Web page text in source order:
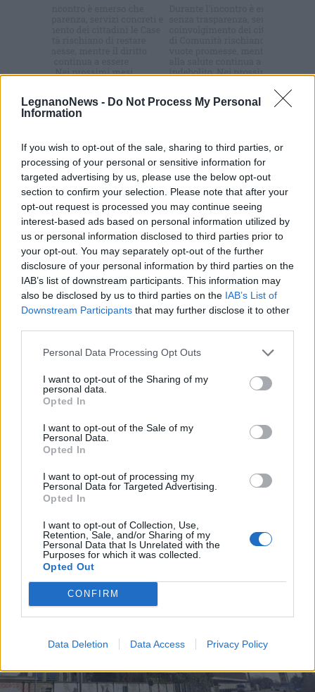
LegnanoNews - Do Not Process My Personal
Information
If you wish to opt-out of the sale, sharing to third parties, or
processing of your personal or sensitive information for
targeted advertising by us, please use the below opt-out
section to confirm your selection. Please note that after your
opt-out request is processed you may continue seeing
interest-based ads based on personal information utilized by
us or personal information disclosed to third parties prior to
your opt-out. You may separately opt-out of the further
disclosure of your personal information by third parties on the
IAB’s list of downstream participants. This information may
also be disclosed by us to third parties on the IAB’s List of
Downstream Participants that may further disclose it to other
Personal Data Processing Opt Outs
I want to opt-out of the Sharing of my
personal data.
Opted In
I want to opt-out of the Sale of my
Personal Data.
Opted In
I want to opt-out of processing my
Personal Data for Targeted Advertising.
Opted In
I want to opt-out of Collection, Use,
Retention, Sale, and/or Sharing of my
Personal Data that Is Unrelated with the
Purposes for which it was collected.
Opted Out
CONFIRM
Data Deletion Data Access Privacy Policy
Commenti
L'email è richiesta ma non verrà mostrata ai visitatori. Il contenuto di questo
commento esprime il pensiero dell'autore e non rappresenta la linea editoriale
di VareseNews.it, che rimane autonoma e indipendente. I messaggi inclusi nei
commenti non sono testi giornalistici, ma post inviati dai singoli lettori che
possono essere automaticamente pubblicati senza filtro preventivo. I commenti
che includano uno o più link a siti esterni verranno rimossi in automatico dal
sistema.
ALTRE NOTIZIE DI RHO